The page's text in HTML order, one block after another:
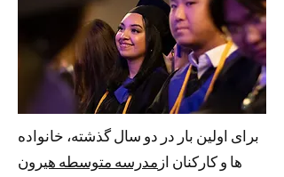
برای اولین بار در دو سال گذشته، خانواده
ها و کارکنان از مدرسه متوسطه هیرون